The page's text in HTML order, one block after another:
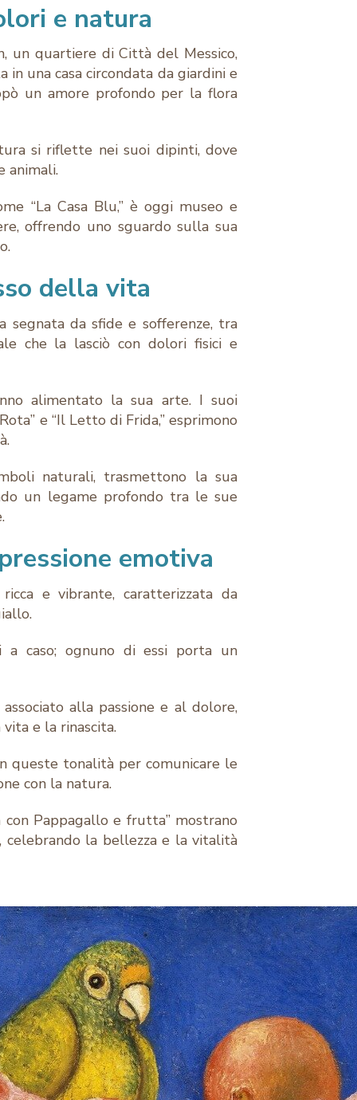
e natura
un quartiere di Città del Messico,
una casa circondata da giardini e
un amore profondo per la flora
si riflette nei suoi dipinti, dove
animali.
“La Casa Blu,” è oggi museo e
offrendo uno sguardo sulla sua
della vita
segnata da sfide e sofferenze, tra
che la lasciò con dolori fisici e
alimentato la sua arte. I suoi
e “Il Letto di Frida,” esprimono
naturali, trasmettono la sua
un legame profondo tra le sue
emotiva
e vibrante, caratterizzata da
a caso; ognuno di essi porta un
alla passione e al dolore,
e la rinascita.
queste tonalità per comunicare le
con la natura.
Pappagallo e frutta” mostrano
la bellezza e la vitalità